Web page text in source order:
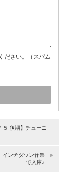
ださい。（スパム
５ 後期】チューニ
インチダウン作業
で入庫♪